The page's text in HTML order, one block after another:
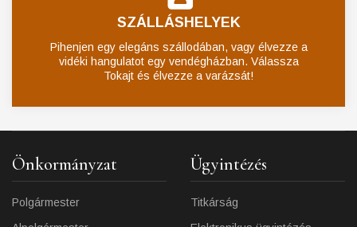
SZÁLLÁSHELYEK
Pihenjen egy elegáns szállodában, vagy élvezze a
vidéki hangulatot egy vendégházban. Válassza
Tokajt és élvezze a varázsát!
Önkormányzat
Polgármester
Ügyintézés
Titkárság